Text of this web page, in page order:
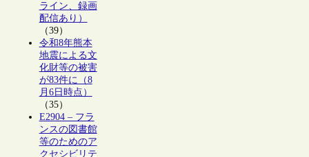
ライン、録画
配信あり）
（39）
令和8年熊本
地震による文
化財等の被害
が83件に（8
月6日時点）
（35）
E2904 – フラ
ンスの図書館
等のためのア
クセシビリテ